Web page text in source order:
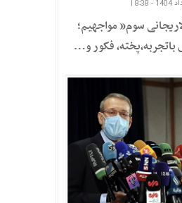
سوم” مواجهیم؛
فکور و…